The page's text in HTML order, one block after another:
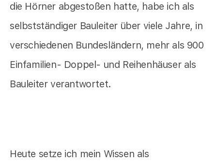
die Hörner abgestoßen hatte, habe ich als
selbstständiger Bauleiter über viele Jahre, in
verschiedenen Bundesländern, mehr als 900
Einfamilien- Doppel- und Reihenhäuser als
Bauleiter verantwortet.
Heute setze ich mein Wissen als